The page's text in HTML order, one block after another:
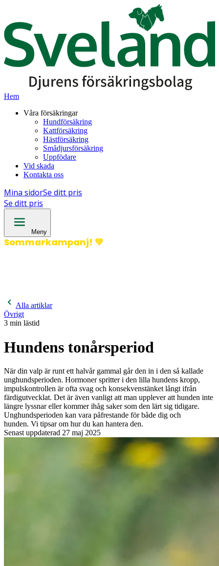
Hem
Våra försäkringar
Hundförsäkring
Kattförsäkring
Hästförsäkring
Smådjursförsäkring
Uppfödare
Vid skada
Kontakta oss
Mina sidorSe ditt pris
Se ditt pris
Meny
Sommarkampanj! 💚
Alla artiklar
Övrigt
3 min lästid
Hundens tonårsperiod
När din valp är runt ett halvår gammal går den in i den så kallade
unghundsperioden. Hormoner spritter i den lilla hundens kropp,
impulskontrollen är ofta svag och konsekvenstänket långt ifrån
färdigutvecklat. Det är även vanligt att man upplever att hunden inte
längre lyssnar eller kommer ihåg saker som den lärt sig tidigare.
Unghundsperioden kan vara påfrestande för både dig och
hunden. Vi tipsar om hur du kan hantera den.
Senast uppdaterad 27 maj 2025